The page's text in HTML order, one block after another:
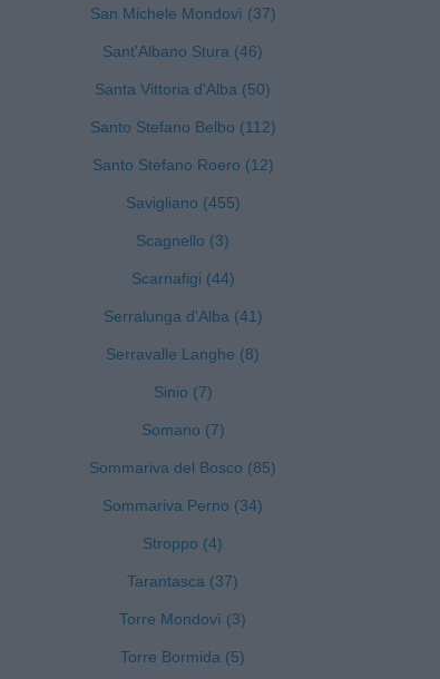
San Michele Mondovì (37)
Sant'Albano Stura (46)
Santa Vittoria d'Alba (50)
Santo Stefano Belbo (112)
Santo Stefano Roero (12)
Savigliano (455)
Scagnello (3)
Scarnafigi (44)
Serralunga d'Alba (41)
Serravalle Langhe (8)
Sinio (7)
Somano (7)
Sommariva del Bosco (85)
Sommariva Perno (34)
Stroppo (4)
Tarantasca (37)
Torre Mondovì (3)
Torre Bormida (5)